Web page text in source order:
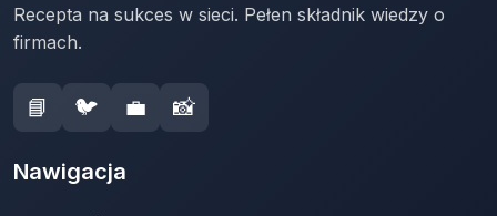
Recepta na sukces w sieci. Pełen składnik wiedzy o
firmach.
📘 🐦 💼 📸
Nawigacja